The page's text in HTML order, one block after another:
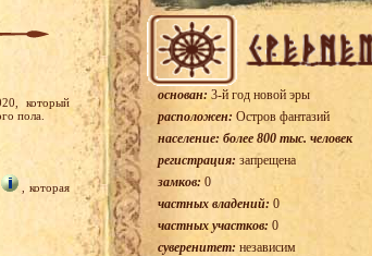
который
пола.
, которая
основан:3-й год новой эры
расположен: Остров фантазий
население: более 800 тыс. человек
регистрация: запрещена
замков: 0
частных владений: 0
частных участков: 0
суверенитет: независим